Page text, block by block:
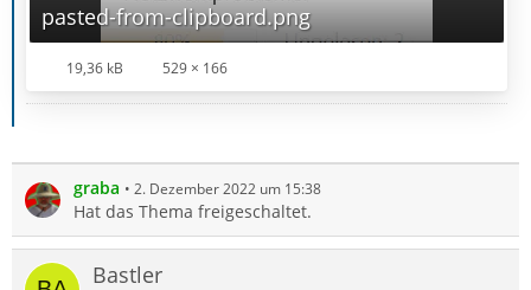
pasted-from-clipboard.png
19,36 kB 529 × 166
graba 2. Dezember 2022 um 15:38
Hat das Thema freigeschaltet.
Bastler